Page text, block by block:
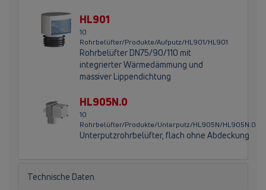
HL901
10
Rohrbelüfter/Produkte/Aufputz/HL901/HL901
Rohrbelüfter DN75/90/110 mit
integrierter Wärmedämmung und
massiver Lippendichtung
HL905N.0
10
Rohrbelüfter/Produkte/Unterputz/HL905N/HL905N.0
Unterputzrohrbelüfter, flach ohne Abdeckung
Technische Daten